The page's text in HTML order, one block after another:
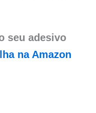
seu adesivo
na Amazon